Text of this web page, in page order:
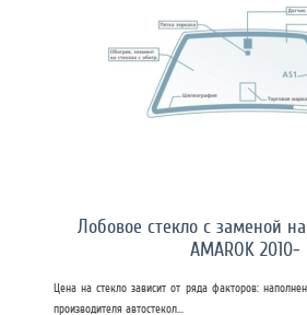
Лобовое стекло с заменой на
AMAROK 2010-
Цена на стекло зависит от ряда факторов:
производителя автостекол...